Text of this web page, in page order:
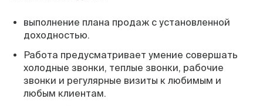
выполнение плана продаж с установленной
доходностью.
Работа предусматривает умение совершать
холодные звонки, теплые звонки, рабочие
звонки и регулярные визиты к любимым и
любым клиентам.